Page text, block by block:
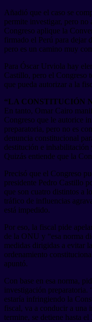
Añadió que el caso se
permite investigar, pero no
Congreso aplique la
firmado el Perú para dejar
pero es un camino muy
Para Óscar Urviola hay
Castillo, pero el Congreso
que pueda autorizar a la
“LA CONSTITUCIÓN
En tanto, Omar Cairo
Congreso que le autorice
preparatoria, pero no es
denuncia constitucional
destitución e inhabilitación
Quizás entiende que la
Precisó que el Congreso
presidente Pedro Castillo
que son cuatro distintos a
tráfico de influencias
está impedido.
Por eso, la fiscal pide
de la ONU y “esa norma
medidas dirigidas a evitar
ordenamiento
apuntó.
Con base en esa norma,
investigación preparatoria.
estaría infringiendo la
fiscal, va a conducir a una
termine, se detiene hasta